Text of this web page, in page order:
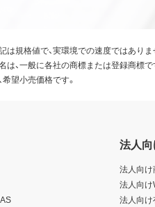
規格値で、実環境での速度ではありま
、一般に各社の商標または登録商標で
望小売価格です。
法人
法人向
法人向
法人向